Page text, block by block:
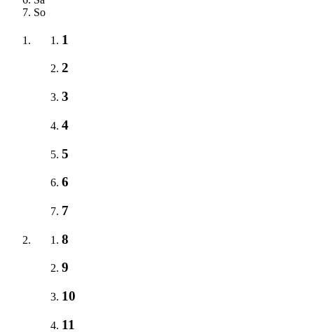
So
1
2
3
4
5
6
7
8
9
10
11